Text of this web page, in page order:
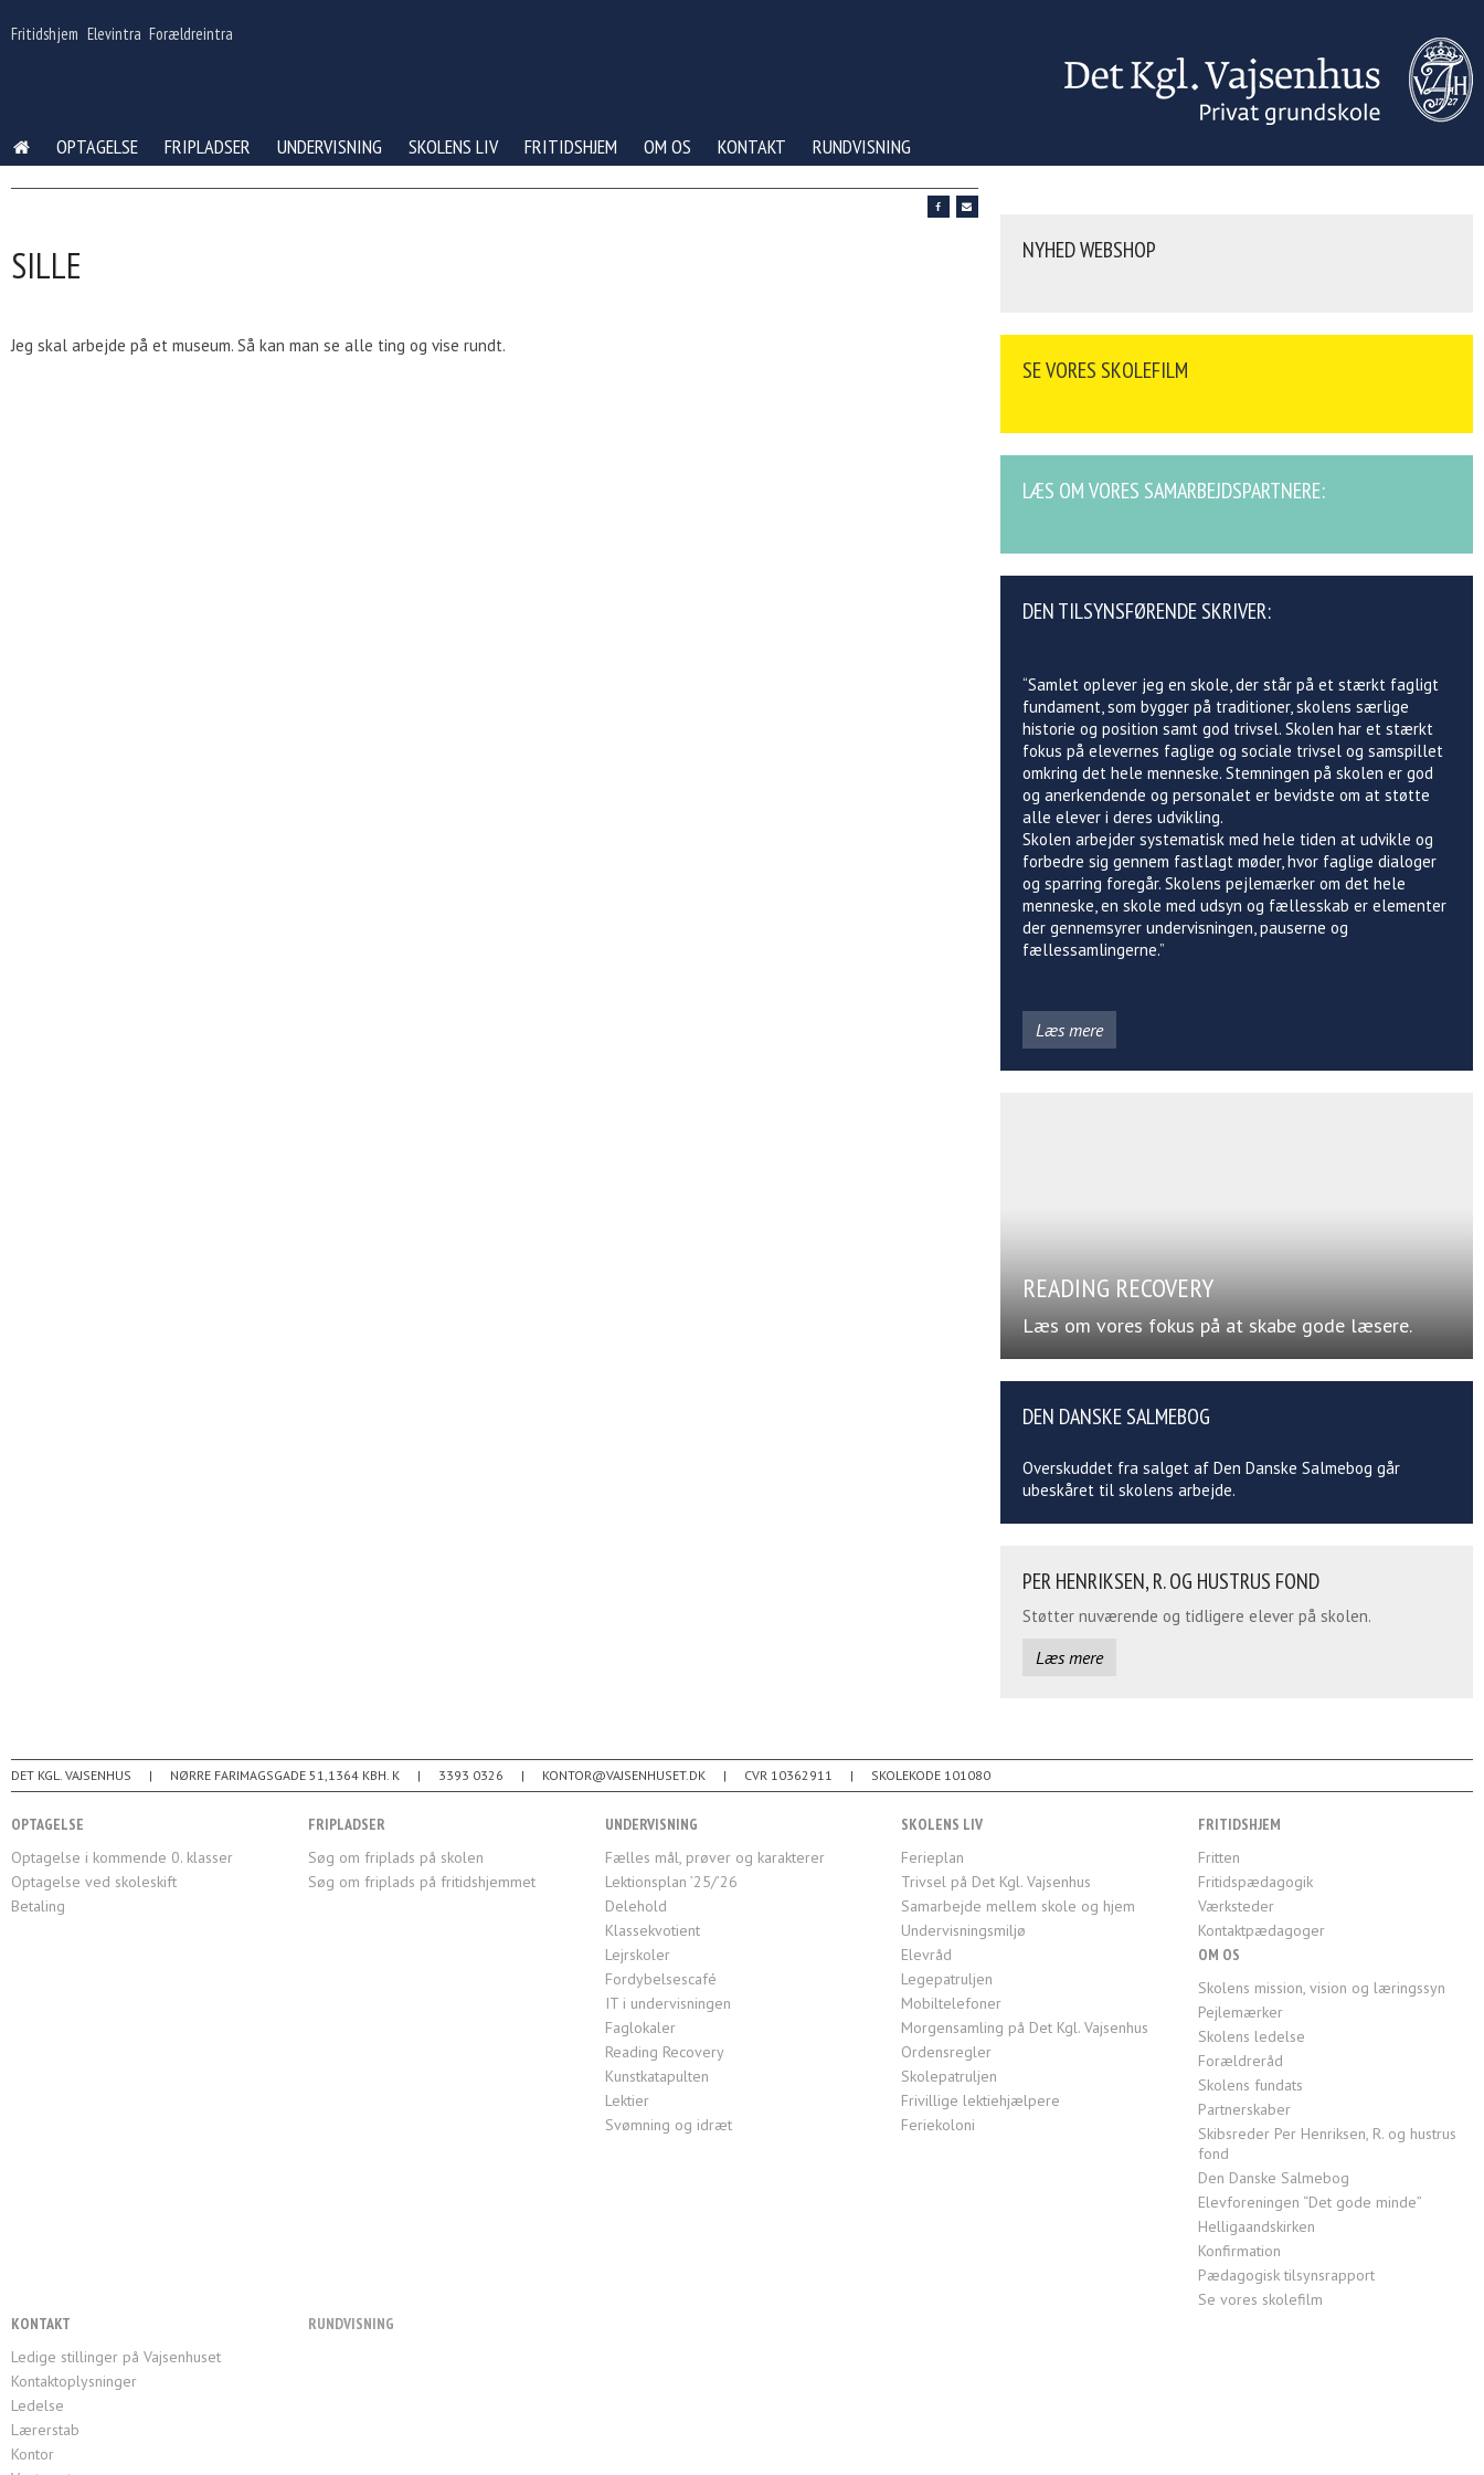
tilFritidshjem Elevintra Forældreintra
OPTAGELSE FRIPLADSER UNDERVISNING SKOLENS LIV FRITIDSHJEM OM OS KONTAKT RUNDVISNING
SILLE
Jeg skal arbejde på et museum. Så kan man se alle ting og vise rundt.
NYHED WEBSHOP
SE VORES SKOLEFILM
LÆS OM VORES SAMARBEJDSPARTNERE:
DEN TILSYNSFØRENDE SKRIVER:
“Samlet oplever jeg en skole, der står på et stærkt fagligt
fundament, som bygger på traditioner, skolens særlige
historie og position samt god trivsel. Skolen har et stærkt
fokus på elevernes faglige og sociale trivsel og samspillet
omkring det hele menneske. Stemningen på skolen er god
og anerkendende og personalet er bevidste om at støtte
alle elever i deres udvikling.
Skolen arbejder systematisk med hele tiden at udvikle og
forbedre sig gennem fastlagt møder, hvor faglige dialoger
og sparring foregår. Skolens pejlemærker om det hele
menneske, en skole med udsyn og fællesskab er elementer
der gennemsyrer undervisningen, pauserne og
fællessamlingerne.”
Læs mere
READING RECOVERY
Læs om vores fokus på at skabe gode læsere.
DEN DANSKE SALMEBOG
Overskuddet fra salget af Den Danske Salmebog går
ubeskåret til skolens arbejde.
PER HENRIKSEN, R. OG HUSTRUS FOND
Støtter nuværende og tidligere elever på skolen.
Læs mere
DET KGL. VAJSENHUS NØRRE FARIMAGSGADE 51 1364 KBH. K 3393 0326 KONTOR@VAJSENHUSET.DK CVR 10362911 SKOLEKODE 101080
OPTAGELSE
Optagelse i kommende 0. klasser
Optagelse ved skoleskift
Betaling
FRIPLADSER
Søg om friplads på skolen
Søg om friplads på fritidshjemmet
UNDERVISNING
Fælles mål, prøver og karakterer
Lektionsplan ’25/’26
Delehold
Klassekvotient
Lejrskoler
Fordybelsescafé
IT i undervisningen
Faglokaler
Reading Recovery
Kunstkatapulten
Lektier
Svømning og idræt
SKOLENS LIV
Ferieplan
Trivsel på Det Kgl. Vajsenhus
Samarbejde mellem skole og hjem
Undervisningsmiljø
Elevråd
Legepatruljen
Mobiltelefoner
Morgensamling på Det Kgl. Vajsenhus
Ordensregler
Skolepatruljen
Frivillige lektiehjælpere
Feriekoloni
FRITIDSHJEM
Fritten
Fritidspædagogik
Værksteder
Kontaktpædagoger
OM OS
Skolens mission, vision og læringssyn
Pejlemærker
Skolens ledelse
Forældreråd
Skolens fundats
Partnerskaber
Skibsreder Per Henriksen, R. og hustrus
fond
Den Danske Salmebog
Elevforeningen “Det gode minde”
Helligaandskirken
Konfirmation
Pædagogisk tilsynsrapport
Se vores skolefilm
KONTAKT
Ledige stillinger på Vajsenhuset
Kontaktoplysninger
Ledelse
Lærerstab
Kontor
RUNDVISNING